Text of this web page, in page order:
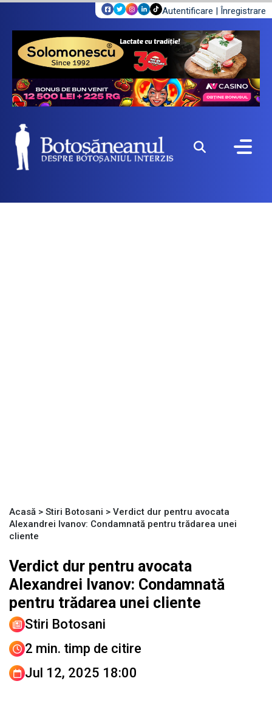
Autentificare | Înregistrare
Acasă > Stiri Botosani > Verdict dur pentru avocata
Alexandrei Ivanov: Condamnată pentru trădarea unei
cliente
Verdict dur pentru avocata
Alexandrei Ivanov: Condamnată
pentru trădarea unei cliente
Stiri Botosani
2 min. timp de citire
Jul 12, 2025 18:00